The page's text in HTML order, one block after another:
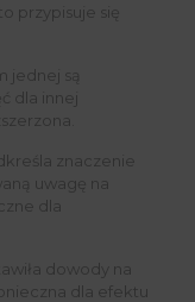
przypisuje się
jednej są
dla innej
znaczenie
uwagę na
dla
dowody na
dla efektu